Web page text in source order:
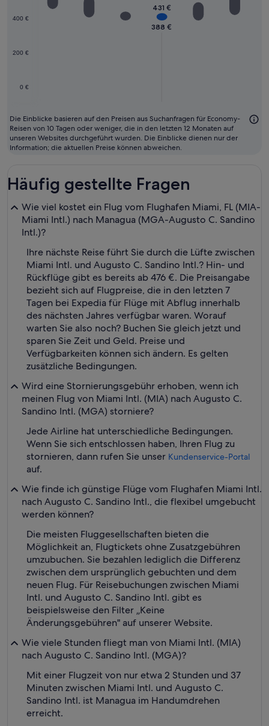
0 €
200 €
400 €
388 €
431 €
Die Einblicke basieren auf den Preisen aus Suchanfragen für Economy-
Reisen von 10 Tagen oder weniger, die in den letzten 12 Monaten auf
unseren Websites durchgeführt wurden. Die Einblicke dienen nur der
Information; die aktuellen Preise können abweichen.
Häufig gestellte Fragen
Wie viel kostet ein Flug vom Flughafen Miami, FL (MIA-
Miami Intl.) nach Managua (MGA-Augusto C. Sandino
Intl.)?
Ihre nächste Reise führt Sie durch die Lüfte zwischen
Miami Intl. und Augusto C. Sandino Intl.? Hin- und
Rückflüge gibt es bereits ab 476 €. Die Preisangabe
bezieht sich auf Flugpreise, die in den letzten 7
Tagen bei Expedia für Flüge mit Abflug innerhalb
des nächsten Jahres verfügbar waren. Worauf
warten Sie also noch? Buchen Sie gleich jetzt und
sparen Sie Zeit und Geld. Preise und
Verfügbarkeiten können sich ändern. Es gelten
zusätzliche Bedingungen.
Wird eine Stornierungsgebühr erhoben, wenn ich
meinen Flug von Miami Intl. (MIA) nach Augusto C.
Sandino Intl. (MGA) storniere?
Jede Airline hat unterschiedliche Bedingungen.
Wenn Sie sich entschlossen haben, Ihren Flug zu
stornieren, dann rufen Sie unser Kundenservice-Portal
auf.
Wie finde ich günstige Flüge vom Flughafen Miami Intl.
nach Augusto C. Sandino Intl., die flexibel umgebucht
werden können?
Die meisten Fluggesellschaften bieten die
Möglichkeit an, Flugtickets ohne Zusatzgebühren
umzubuchen. Sie bezahlen lediglich die Differenz
zwischen dem ursprünglich gebuchten und dem
neuen Flug. Für Reisebuchungen zwischen Miami
Intl. und Augusto C. Sandino Intl. gibt es
beispielsweise den Filter „Keine
Änderungsgebühren" auf unserer Website.
Wie viele Stunden fliegt man von Miami Intl. (MIA)
nach Augusto C. Sandino Intl. (MGA)?
Mit einer Flugzeit von nur etwa 2 Stunden und 37
Minuten zwischen Miami Intl. und Augusto C.
Sandino Intl. ist Managua im Handumdrehen
erreicht.